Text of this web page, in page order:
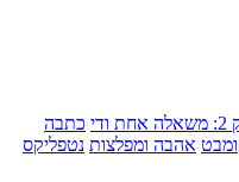
כתבה
אהבה ומפלצות נטפליקס